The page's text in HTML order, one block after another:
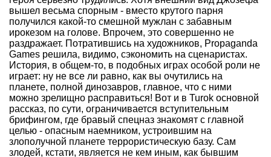
вышел весьма спорным - вместо крутого парня
получился какой-то смешной мужлан с забавным
ирокезом на голове. Впрочем, это совершенно не
раздражает. Потратившись на художников, Propaganda
Games решила, видимо, сэкономить на сценаристах.
История, в общем-то, в подобных играх особой роли не
играет: ну не все ли равно, как вы очутились на
планете, полной динозавров, главное, что с ними
можно зрелищно расправиться! Вот и в Turok основной
рассказ, по сути, ограничивается вступительным
брифингом, где бравый спецназ знакомят с главной
целью - опасным наемником, устроившим на
злополучной планете террористическую базу. Сам
злодей, кстати, является не кем иным, как бывшим